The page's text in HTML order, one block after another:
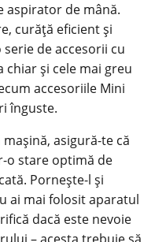
aspirator de mână.
curăță eficient și
de accesorii cu
și cele mai greu
accesoriile Mini
înguste.
asigură-te că
o stare optimă de
Pornește-l și
ai mai folosit aparatul
dacă este nevoie